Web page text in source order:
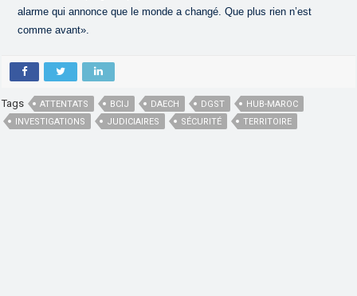
alarme qui annonce que le monde a changé. Que plus rien n’est
comme avant».
Tags ATTENTATS BCIJ DAECH DGST
HUB-MAROC
INVESTIGATIONS
JUDICIAIRES SÉCURITÉ TERRITOIRE